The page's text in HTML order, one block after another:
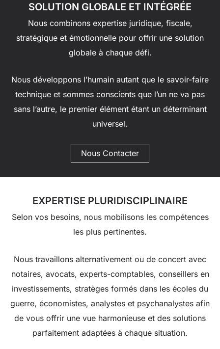
SOLUTION GLOBALE ET INTÉGRÉE
Nous combinons expertise juridique, fiscale,
stratégique et émotionnelle pour offrir une solution
globale à chaque défi.
Nous développons l’humain autant que le savoir-faire
technique et sommes conscients que l’un ne va pas
sans l’autre, le premier élément étant un déterminant
universel.
Nous Contacter
EXPERTISE PLURIDISCIPLINAIRE
Selon vos besoins, nous mobilisons les compétences
les plus pertinentes.
Nous travaillons alternativement ou de concert avec
notaires, avocats, experts-comptables, conseillers en
investissements, stratèges formés dans les écoles du
guerre, économistes, analystes et psychanalystes afin
de vous offrir une vue harmonieuse et des solutions
parfaitement adaptées à chaque situation.